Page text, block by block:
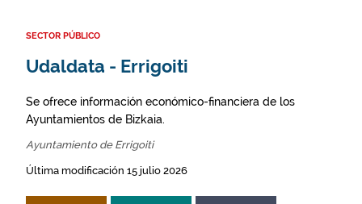
SECTOR PÚBLICO
Udaldata - Errigoiti
Se ofrece información económico-financiera de los
Ayuntamientos de Bizkaia.
Ayuntamiento de Errigoiti
Última modificación 15 julio 2026